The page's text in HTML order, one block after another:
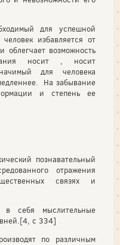
для успешной
избавляется от
облегчает возможность
носит , носит
для человека
На забывание
и степень ее
познавательный
отражения
связях и
в себя мыслительные
с 334]
по различным